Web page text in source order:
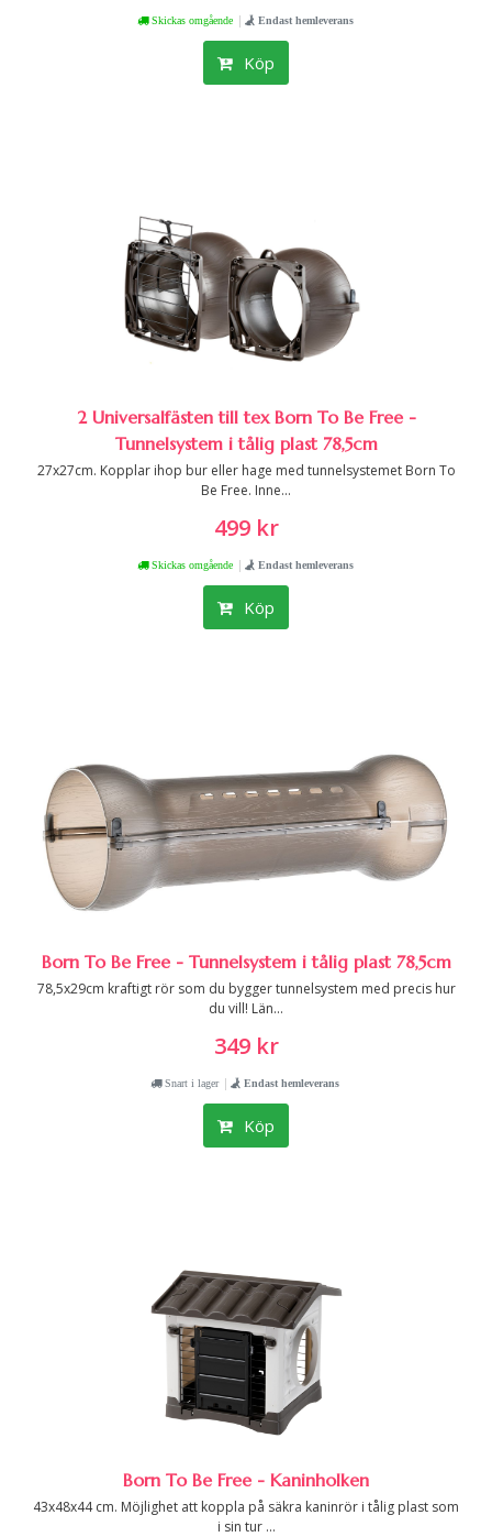
Skickas omgående | Endast hemleverans
Köp
2 Universalfästen till tex Born To Be Free -
Tunnelsystem i tålig plast 78,5cm
27x27cm. Kopplar ihop bur eller hage med tunnelsystemet Born To
Be Free. Inne...
499 kr
Skickas omgående | Endast hemleverans
Köp
Born To Be Free - Tunnelsystem i tålig plast 78,5cm
78,5x29cm kraftigt rör som du bygger tunnelsystem med precis hur
du vill! Län...
349 kr
Snart i lager | Endast hemleverans
Köp
Born To Be Free - Kaninholken
43x48x44 cm. Möjlighet att koppla på säkra kaninrör i tålig plast som
i sin tur ...